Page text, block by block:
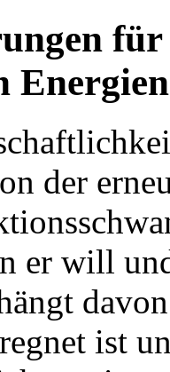
der
er will
ist